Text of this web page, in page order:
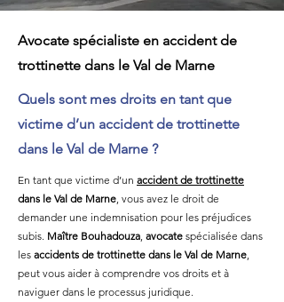
Avocate spécialiste en accident de
trottinette dans le Val de Marne
Quels sont mes droits en tant que
victime d’un accident de trottinette
dans le Val de Marne ?
En tant que victime d’un accident de trottinette
dans le Val de Marne, vous avez le droit de
demander une indemnisation pour les préjudices
subis. Maître Bouhadouza, avocate spécialisée dans
les accidents de trottinette dans le Val de Marne,
peut vous aider à comprendre vos droits et à
naviguer dans le processus juridique.